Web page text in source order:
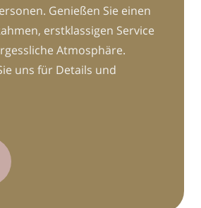
Genießen Sie einen
erstklassigen Service
Atmosphäre.
uns für Details und